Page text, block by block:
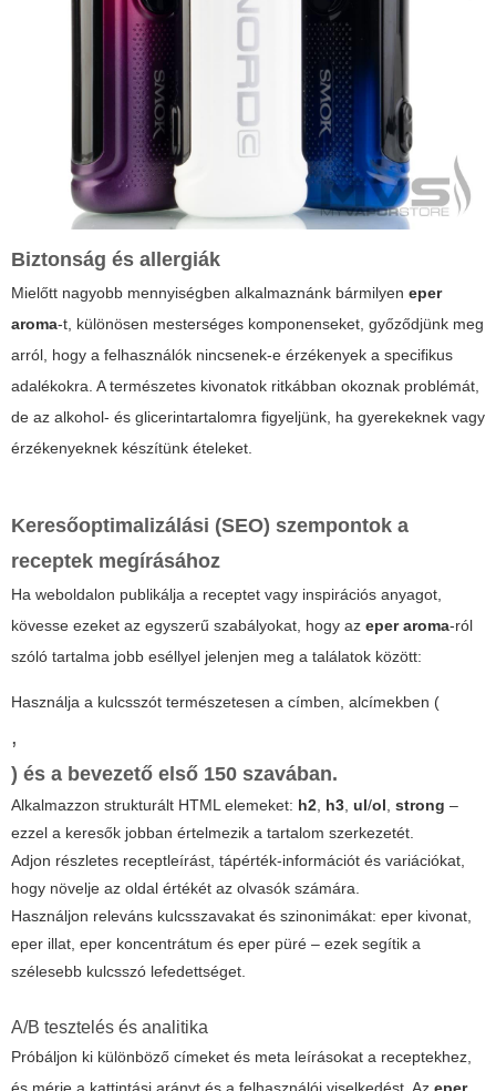
Biztonság és allergiák
Mielőtt nagyobb mennyiségben alkalmaznánk bármilyen eper
aroma-t, különösen mesterséges komponenseket, győződjünk meg
arról, hogy a felhasználók nincsenek-e érzékenyek a specifikus
adalékokra. A természetes kivonatok ritkábban okoznak problémát,
de az alkohol- és glicerintartalomra figyeljünk, ha gyerekeknek vagy
érzékenyeknek készítünk ételeket.
Keresőoptimalizálási (SEO) szempontok a
receptek megírásához
Ha weboldalon publikálja a receptet vagy inspirációs anyagot,
kövesse ezeket az egyszerű szabályokat, hogy az eper aroma-ról
szóló tartalma jobb eséllyel jelenjen meg a találatok között:
Használja a kulcsszót természetesen a címben, alcímekben (
,
) és a bevezető első 150 szavában.
Alkalmazzon strukturált HTML elemeket: h2, h3, ul/ol, strong –
ezzel a keresők jobban értelmezik a tartalom szerkezetét.
Adjon részletes receptleírást, tápérték-információt és variációkat,
hogy növelje az oldal értékét az olvasók számára.
Használjon releváns kulcsszavakat és szinonimákat: eper kivonat,
eper illat, eper koncentrátum és eper püré – ezek segítik a
szélesebb kulcsszó lefedettséget.
A/B tesztelés és analitika
Próbáljon ki különböző címeket és meta leírásokat a receptekhez,